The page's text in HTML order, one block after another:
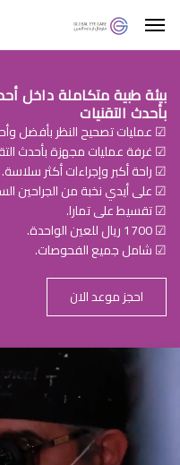
بيئة طبية متكاملة داخل
بأحدث التقنيات
☑ عمليات تصحيح النظر بأفضل
☑ غرفة عمليات مجهزة بأحدث
☑ راحة أكبر وإجراءات أكثر سلاسة.
☑ على أيدي نخبة من الجراحين
☑ تقسيط على تمارا.
☑ 1700 ريال للعين الواحدة.
☑ شامل جميع الفحوصات.
احجز موعد الان